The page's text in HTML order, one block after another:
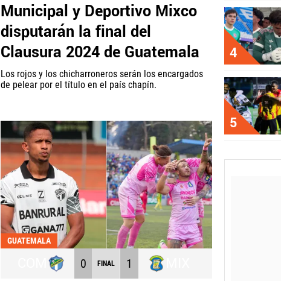
Municipal y Deportivo Mixco
disputarán la final del
Clausura 2024 de Guatemala
Los rojos y los chicharroneros serán los encargados
de pelear por el título en el país chapín.
GUATEMALA
0 FINAL 1
4
5